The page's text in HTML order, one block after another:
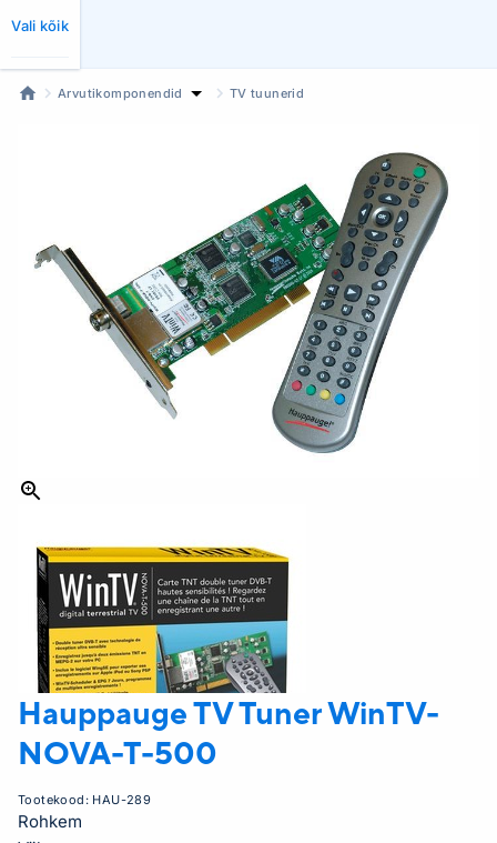
Vali kõik
Arvutikomponendid TV tuunerid
Hauppauge TV TunerWinTV-
NOVA-T-500
Tootekood: HAU-289
Rohkem